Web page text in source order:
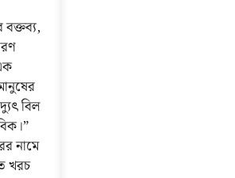
বিল
নামে
খরচ